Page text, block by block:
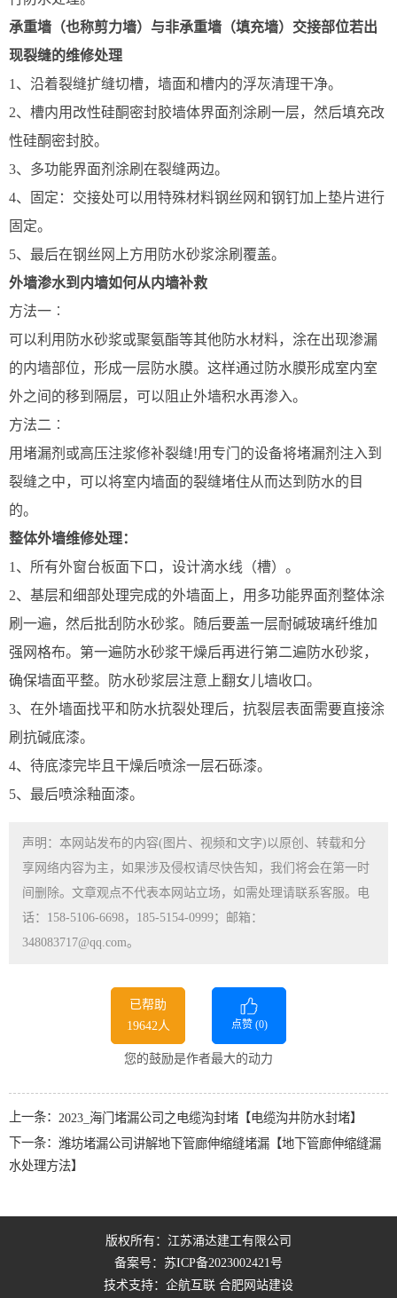
承重墙（也称剪力墙）与非承重墙（填充墙）交接部位若出
现裂缝的维修处理
1、沿着裂缝扩缝切槽，墙面和槽内的浮灰清理干净。
2、槽内用改性硅酮密封胶墙体界面剂涂刷一层，然后填充改
性硅酮密封胶。
3、多功能界面剂涂刷在裂缝两边。
4、固定：交接处可以用特殊材料钢丝网和钢钉加上垫片进行
固定。
5、最后在钢丝网上方用防水砂浆涂刷覆盖。
外墙渗水到内墙如何从内墙补救
方法一︰
可以利用防水砂浆或聚氨酯等其他防水材料，涂在出现渗漏
的内墙部位，形成一层防水膜。这样通过防水膜形成室内室
外之间的移到隔层，可以阻止外墙积水再渗入。
方法二︰
用堵漏剂或高压注浆修补裂缝!用专门的设备将堵漏剂注入到
裂缝之中，可以将室内墙面的裂缝堵住从而达到防水的目
的。
整体外墙维修处理：
1、所有外窗台板面下口，设计滴水线（槽）。
2、基层和细部处理完成的外墙面上，用多功能界面剂整体涂
刷一遍，然后批刮防水砂浆。随后要盖一层耐碱玻璃纤维加
强网格布。第一遍防水砂浆干燥后再进行第二遍防水砂浆，
确保墙面平整。防水砂浆层注意上翻女儿墙收口。
3、在外墙面找平和防水抗裂处理后，抗裂层表面需要直接涂
刷抗碱底漆。
4、待底漆完毕且干燥后喷涂一层石砾漆。
5、最后喷涂釉面漆。
声明：本网站发布的内容(图片、视频和文字)以原创、转载和分
享网络内容为主，如果涉及侵权请尽快告知，我们将会在第一时
间删除。文章观点不代表本网站立场，如需处理请联系客服。电
话：158-5106-6698，185-5154-0999；邮箱：
348083717@qq.com。
已帮助
19642人
点赞 (0)
您的鼓励是作者最大的动力
上一条： 2023_海门堵漏公司之电缆沟封堵【电缆沟井防水封堵】
下一条： 潍坊堵漏公司讲解地下管廊伸缩缝堵漏【地下管廊伸缩缝漏
水处理方法】
版权所有：江苏涌达建工有限公司
备案号： 苏ICP备2023002421号
技术支持：企航互联 合肥网站建设